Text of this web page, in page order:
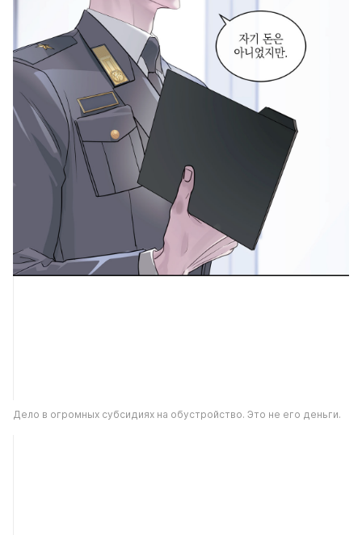
Дело в огромных субсидиях на обустройство. Это не его деньги.